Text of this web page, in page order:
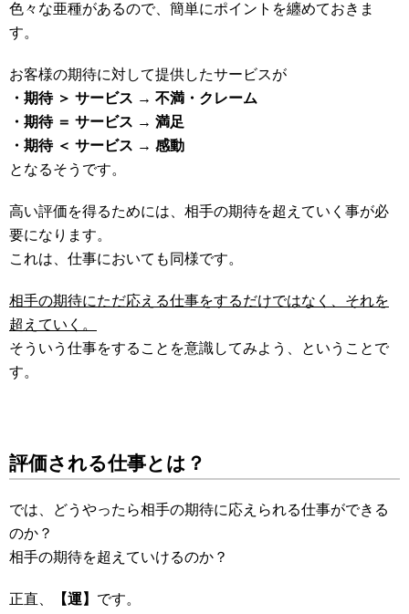
色々な亜種があるので、簡単にポイントを纏めておきま
す。
お客様の期待に対して提供したサービスが
・期待 ＞ サービス → 不満・クレーム
・期待 ＝ サービス → 満足
・期待 ＜ サービス → 感動
となるそうです。
高い評価を得るためには、相手の期待を超えていく事が必
要になります。
これは、仕事においても同様です。
相手の期待にただ応える仕事をするだけではなく、それを
超えていく。
そういう仕事をすることを意識してみよう、ということで
す。
評価される仕事とは？
では、どうやったら相手の期待に応えられる仕事ができる
のか？
相手の期待を超えていけるのか？
正直、 【運】 です。